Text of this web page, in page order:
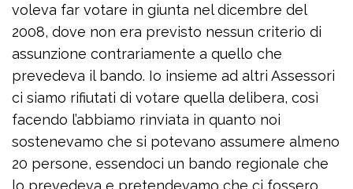
voleva far votare in giunta nel dicembre del
2008, dove non era previsto nessun criterio di
assunzione contrariamente a quello che
prevedeva il bando. Io insieme ad altri Assessori
ci siamo rifiutati di votare quella delibera, così
facendo l’abbiamo rinviata in quanto noi
sostenevamo che si potevano assumere almeno
20 persone, essendoci un bando regionale che
lo prevedeva e pretendevamo che ci fossero